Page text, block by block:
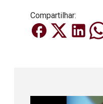
Compartilhar: